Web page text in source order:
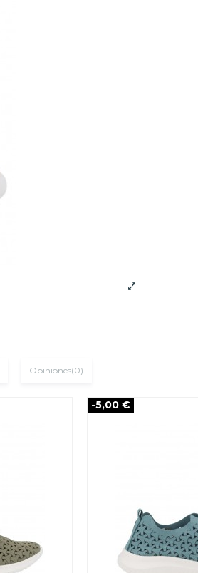
Opiniones(0)
-5,00 €